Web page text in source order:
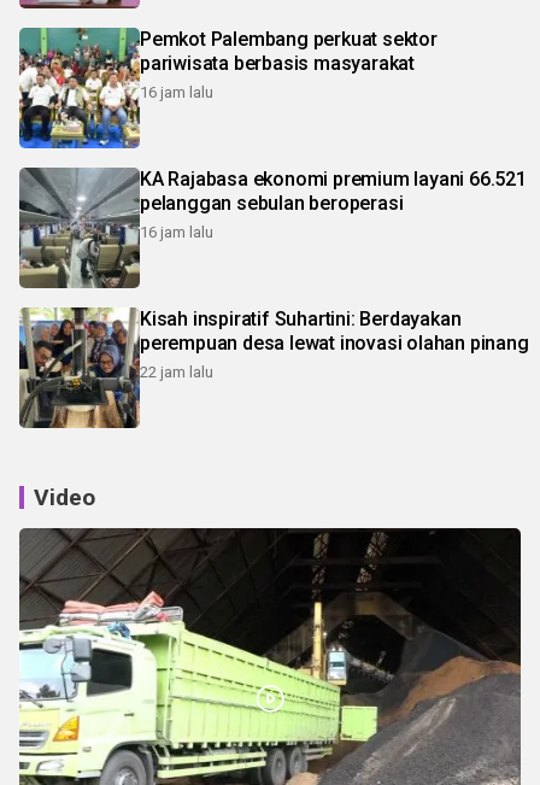
Pemkot Palembang perkuat sektor
pariwisata berbasis masyarakat
16 jam lalu
KA Rajabasa ekonomi premium layani 66.521
pelanggan sebulan beroperasi
16 jam lalu
Kisah inspiratif Suhartini: Berdayakan
perempuan desa lewat inovasi olahan pinang
22 jam lalu
Video